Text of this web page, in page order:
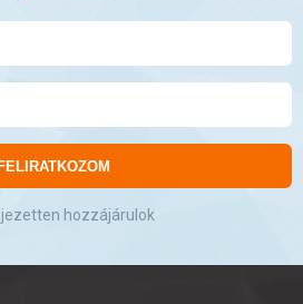
hozzájárulok